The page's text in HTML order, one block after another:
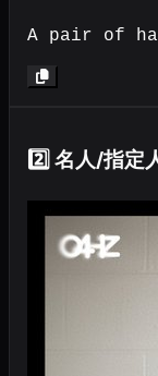
A pair of
2️⃣ 名人/指定